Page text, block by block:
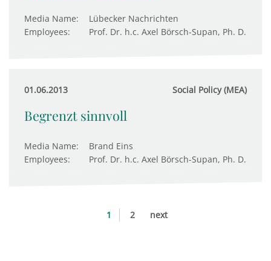
Media Name:
Lübecker Nachrichten
Employees:
Prof. Dr. h.c. Axel Börsch-Supan, Ph. D.
01.06.2013 Social Policy (MEA)
Begrenzt sinnvoll
Media Name:
Brand Eins
Employees:
Prof. Dr. h.c. Axel Börsch-Supan, Ph. D.
1 2 next